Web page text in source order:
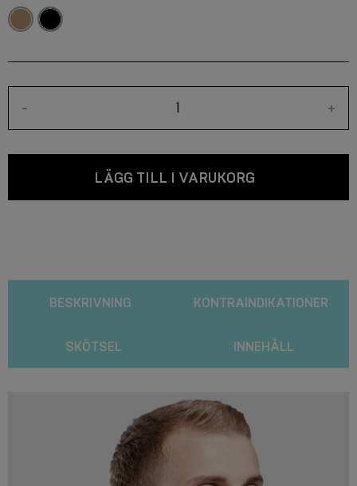
- +
LÄGG TILL I VARUKORG
BESKRIVNING KONTRAINDIKATIONER
SKÖTSEL INNEHÅLL